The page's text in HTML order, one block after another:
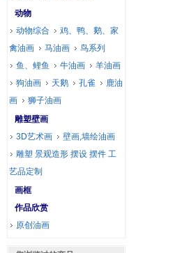
动物
动物综合
鸡、鸭、鹅、家
禽油画
马油画
鸟系列
鱼、鲤鱼
牛油画
羊油画
狗油画
天鹅 孔雀
鹿油
画
狮子油画
雕塑壁画
3D艺术画
壁画,墙绘油画
雕塑 景观造形 摆设 摆件 工
艺品定制
画框
作品欣赏
原创油画